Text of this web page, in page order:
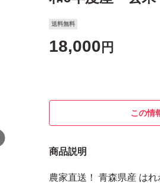
送料無料
18,000 円
この情
商品説明
農家直送！ 青森県産 は